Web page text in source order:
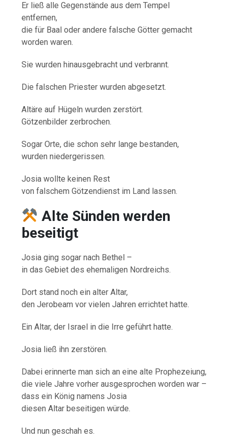
Er ließ alle Gegenstände aus dem Tempel
entfernen,
die für Baal oder andere falsche Götter gemacht
worden waren.
Sie wurden hinausgebracht und verbrannt.
Die falschen Priester wurden abgesetzt.
Altäre auf Hügeln wurden zerstört.
Götzenbilder zerbrochen.
Sogar Orte, die schon sehr lange bestanden,
wurden niedergerissen.
Josia wollte keinen Rest
von falschem Götzendienst im Land lassen.
Alte Sünden werden
beseitigt
Josia ging sogar nach Bethel –
in das Gebiet des ehemaligen Nordreichs.
Dort stand noch ein alter Altar,
den Jerobeam vor vielen Jahren errichtet hatte.
Ein Altar, der Israel in die Irre geführt hatte.
Josia ließ ihn zerstören.
Dabei erinnerte man sich an eine alte Prophezeiung,
die viele Jahre vorher ausgesprochen worden war –
dass ein König namens Josia
diesen Altar beseitigen würde.
Und nun geschah es.